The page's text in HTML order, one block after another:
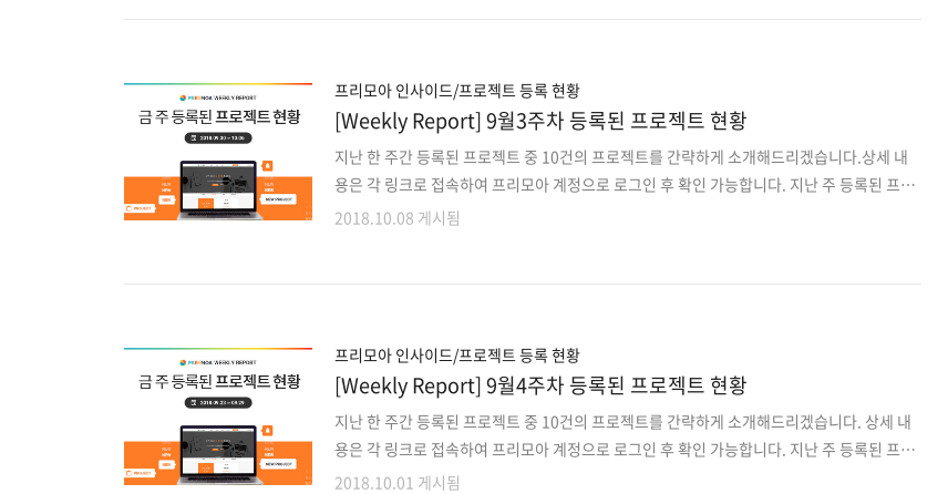
op=mainSub&mCode=13G010..
프리모아 인사이드/프로젝트 등록 현황
[Weekly Report] 9월3주차 등록된 프로젝트 현황
지난 한 주간 등록된 프로젝트 중 10건의 프로젝트를 간략하게 소개해드리겠습니다.상세 내
용은 각 링크로 접속하여 프리모아 계정으로 로그인 후 확인 가능합니다. 지난 주 등록된 프로
젝트 외에도 마감이 다가오는 이 전 프로젝트는 사이트에서 원하는 분야로 검색하여 마감순으
QR코드를 통한 서버등록 및 정보제공을 위한 Android 앱개발9..
2018.10.08 게시됨
프리모아 인사이드/프로젝트 등록 현황
[Weekly Report] 9월4주차 등록된 프로젝트 현황
지난 한 주간 등록된 프로젝트 중 10건의 프로젝트를 간략하게 소개해드리겠습니다. 상세 내
용은 각 링크로 접속하여 프리모아 계정으로 로그인 후 확인 가능합니다. 지난 주 등록된 프로
젝트 외에도 마감이 다가오는 이 전 프로젝트는 사이트에서 원하는 분야로 검색하여 마감순으
2018.10.01 게시됨